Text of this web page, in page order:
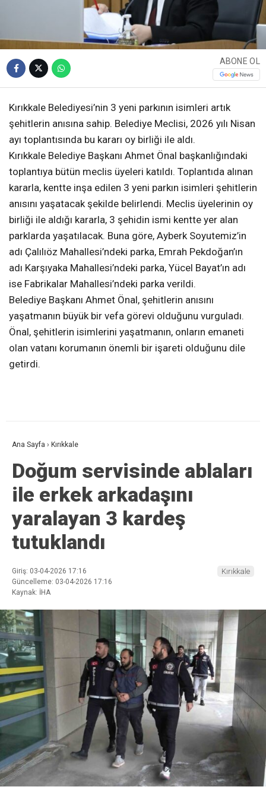
ABONE OL
Kırıkkale Belediyesi’nin 3 yeni parkının isimleri artık
şehitlerin anısına sahip. Belediye Meclisi, 2026 yılı Nisan
ayı toplantısında bu kararı oy birliği ile aldı.
Kırıkkale Belediye Başkanı Ahmet Önal başkanlığındaki
toplantıya bütün meclis üyeleri katıldı. Toplantıda alınan
kararla, kentte inşa edilen 3 yeni parkın isimleri şehitlerin
anısını yaşatacak şekilde belirlendi. Meclis üyelerinin oy
birliği ile aldığı kararla, 3 şehidin ismi kentte yer alan
parklarda yaşatılacak. Buna göre, Ayberk Soyutemiz’in
adı Çalılıöz Mahallesi’ndeki parka, Emrah Pekdoğan’ın
adı Karşıyaka Mahallesi’ndeki parka, Yücel Bayat’ın adı
ise Fabrikalar Mahallesi’ndeki parka verildi.
Belediye Başkanı Ahmet Önal, şehitlerin anısını
yaşatmanın büyük bir vefa görevi olduğunu vurguladı.
Önal, şehitlerin isimlerini yaşatmanın, onların emaneti
olan vatanı korumanın önemli bir işareti olduğunu dile
getirdi.
Ana Sayfa › Kırıkkale
Doğum servisinde ablaları
ile erkek arkadaşını
yaralayan 3 kardeş
tutuklandı
Giriş: 03-04-2026 17:16
Güncelleme: 03-04-2026 17:16
Kaynak: İHA
Kırıkkale